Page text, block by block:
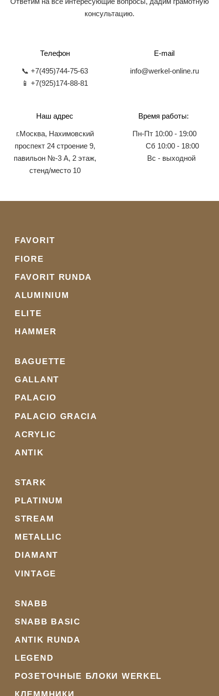
консультацию.
Телефон
📞 +7(495)744-75-63
📱 +7(925)174-88-81
E-mail
info@werkel-online.ru
Наш адрес
г.Москва, Нахимовский
проспект 24 строение 9,
павильон №-3 А, 2 этаж,
стенд/место 10
Время работы:
Пн-Пт 10:00 - 19:00
Сб 10:00 - 18:00
Вс - выходной
FAVORIT
FIORE
FAVORIT RUNDA
ALUMINIUM
ELITE
HAMMER
BAGUETTE
GALLANT
PALACIO
PALACIO GRACIA
ACRYLIC
ANTIK
STARK
PLATINUM
STREAM
METALLIC
DIAMANT
VINTAGE
SNABB
SNABB BASIC
ANTIK RUNDA
LEGEND
РОЗЕТОЧНЫЕ БЛОКИ WERKEL